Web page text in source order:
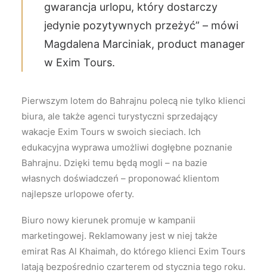
gwarancja urlopu, który dostarczy
jedynie pozytywnych przeżyć” – mówi
Magdalena Marciniak, product manager
w Exim Tours.
Pierwszym lotem do Bahrajnu polecą nie tylko klienci
biura, ale także agenci turystyczni sprzedający
wakacje Exim Tours w swoich sieciach. Ich
edukacyjna wyprawa umożliwi dogłębne poznanie
Bahrajnu. Dzięki temu będą mogli – na bazie
własnych doświadczeń – proponować klientom
najlepsze urlopowe oferty.
Biuro nowy kierunek promuje w kampanii
marketingowej. Reklamowany jest w niej także
emirat Ras Al Khaimah, do którego klienci Exim Tours
latają bezpośrednio czarterem od stycznia tego roku.